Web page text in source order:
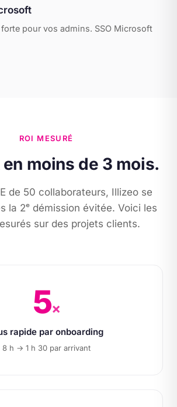
pour vos admins. SSO Microsoft
ROI MESURÉ
moins de 3 mois.
de 50 collaborateurs, Illizeo se
la 2ᵉ démission évitée. Voici les
sur des projets clients.
5×
rapide par onboarding
8 h → 1 h 30 par arrivant